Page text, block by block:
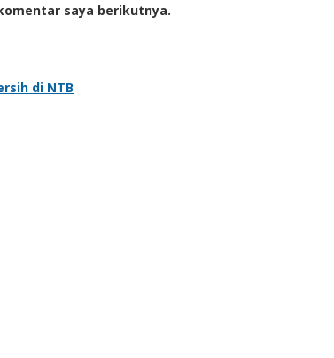
saya berikutnya.
di NTB